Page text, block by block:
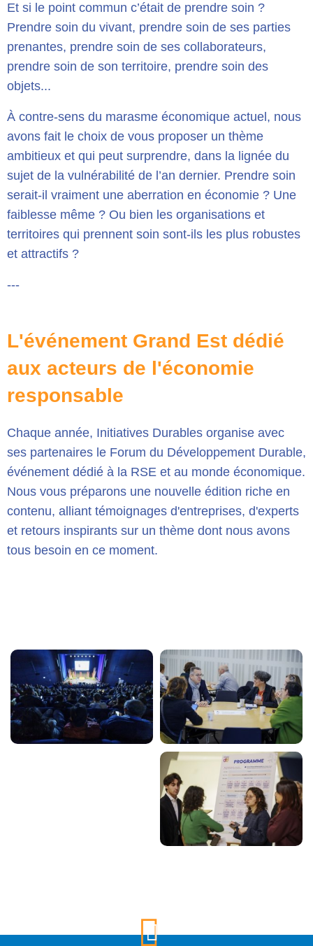
Et si le point commun c’était de prendre soin ?
Prendre soin du vivant, prendre soin de ses parties
prenantes, prendre soin de ses collaborateurs,
prendre soin de son territoire, prendre soin des
objets...
À contre-sens du marasme économique actuel, nous
avons fait le choix de vous proposer un thème
ambitieux et qui peut surprendre, dans la lignée du
sujet de la vulnérabilité de l’an dernier. Prendre soin
serait-il vraiment une aberration en économie ? Une
faiblesse même ? Ou bien les organisations et
territoires qui prennent soin sont-ils les plus robustes
et attractifs ?
---
L'événement Grand Est dédié
aux acteurs de l'économie
responsable
Chaque année, Initiatives Durables organise avec
ses partenaires le Forum du Développement Durable,
événement dédié à la RSE et au monde économique.
Nous vous préparons une nouvelle édition riche en
contenu, alliant témoignages d'entreprises, d'experts
et retours inspirants sur un thème dont nous avons
tous besoin en ce moment.